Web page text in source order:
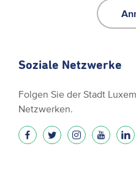
Soziale Netzwerke
Folgen Sie der Stadt
Netzwerken.